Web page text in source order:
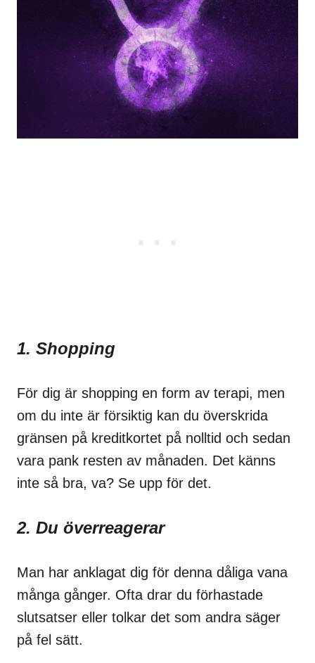
1. Shopping
För dig är shopping en form av terapi, men
om du inte är försiktig kan du överskrida
gränsen på kreditkortet på nolltid och sedan
vara pank resten av månaden. Det känns
inte så bra, va? Se upp för det.
2. Du överreagerar
Man har anklagat dig för denna dåliga vana
många gånger. Ofta drar du förhastade
slutsatser eller tolkar det som andra säger
på fel sätt.